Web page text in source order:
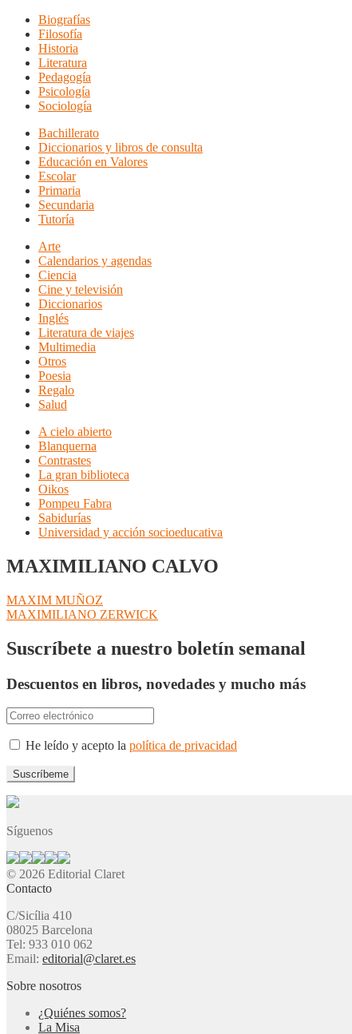
Biografías
Filosofía
Historia
Literatura
Pedagogía
Psicología
Sociología
Bachillerato
Diccionarios y libros de consulta
Educación en Valores
Escolar
Primaria
Secundaria
Tutoría
Arte
Calendarios y agendas
Ciencia
Cine y televisión
Diccionarios
Inglés
Literatura de viajes
Multimedia
Otros
Poesia
Regalo
Salud
A cielo abierto
Blanquerna
Contrastes
La gran biblioteca
Oikos
Pompeu Fabra
Sabidurías
Universidad y acción socioeducativa
MAXIMILIANO CALVO
Navegación
de
entradas
Anterior:
MAXIM MUÑOZ
Siguiente:
MAXIMILIANO ZERWICK
Suscríbete a nuestro boletín semanal
Descuentos en libros, novedades y mucho más
He leído y acepto la política de privacidad
Síguenos
© 2026 Editorial Claret
Contacto
C/Sicília 410
08025 Barcelona
Tel: 933 010 062
Email: editorial@claret.es
Sobre nosotros
¿Quiénes somos?
La Misa